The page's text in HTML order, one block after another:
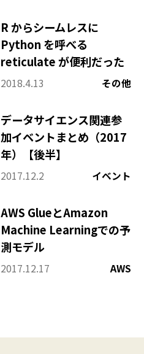
R からシームレスに
Python を呼べる
reticulate が便利だった
2018.4.13 その他
データサイエンス関連参
加イベントまとめ（2017
年）【後半】
2017.12.2 イベント
AWS GlueとAmazon
Machine Learningでの予
測モデル
2017.12.17 AWS
X